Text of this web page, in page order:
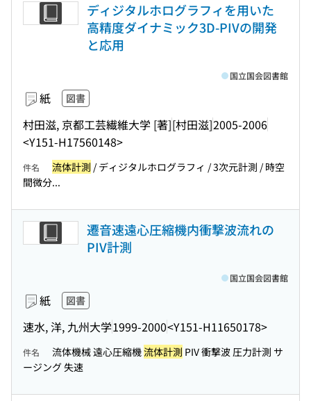
ディジタルホログラフィを用いた
高精度ダイナミック3D-PIVの開発
と応用
紙 図書
村田滋, 京都工芸繊維大学 [著][村田滋]2005-2006
<Y151-H17560148>
国立国会図書館
件名 流体計測 / ディジタルホログラフィ / 3次元計測 / 時空
間微分...
遷音速遠心圧縮機内衝撃波流れの
PIV計測
紙 図書
速水, 洋, 九州大学1999-2000<Y151-H11650178>
国立国会図書館
件名 流体機械 遠心圧縮機流体計測 PIV 衝撃波 圧力計測 サ
ージング 失速